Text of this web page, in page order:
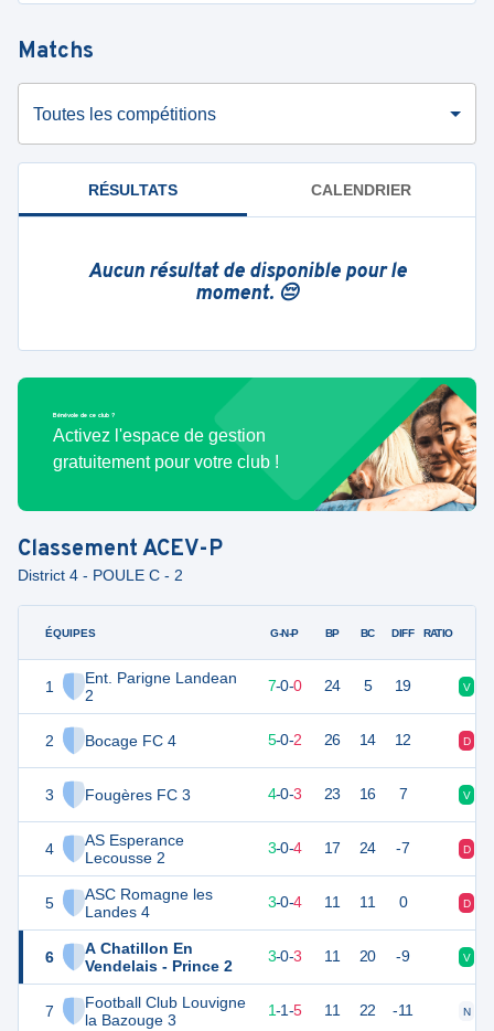
Matchs
Toutes les compétitions
RÉSULTATS CALENDRIER
Aucun résultat de disponible pour le
moment. 😔
Bénévole de ce club ?
Activez l'espace de gestion
gratuitement pour votre club !
ClassementACEV-P
District 4 - POULE C - 2
ÉQUIPES
1
Ent. Parigne Landean
2
2 Bocage FC 4
3 Fougères FC 3
4
AS Esperance
Lecousse 2
5
ASC Romagne les
Landes 4
6
A Chatillon En
Vendelais - Prince 2
7
Football Club Louvigne
la Bazouge 3
G-N-P BP BC DIFF RATIO
21 7 7-0-0 24 5 19 V
5-0-2 26 14 12 D
4-0-3 23 16 7 V
3-0-4 17 24 -7 D
9 3-0-4 11 11 0 D
3-0-3 11 20 -9 V
4 7 1-1-5 11 22 -11 N